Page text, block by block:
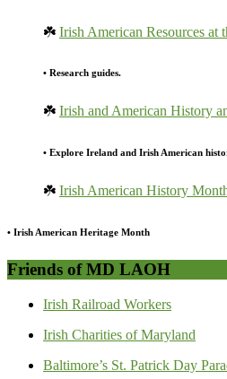
☘️ Irish American Resources at
• Research guides.
☘️ Irish and American History
• Explore Ireland and Irish American
☘️ Irish American History
• Irish American Heritage Month
Friends of MD LAOH
Irish Railroad Workers
Irish Charities of Maryland
Baltimore’s St. Patrick Day